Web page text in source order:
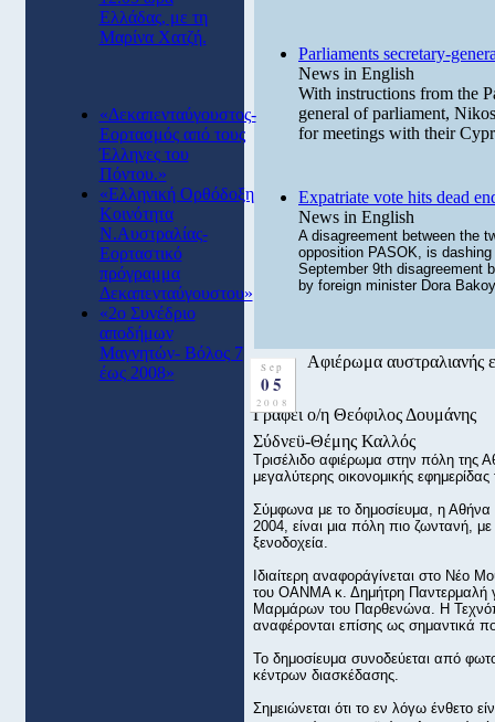
Ελλάδας, με τη
Μαρίνα Χατζή.
«Δεκαπενταύγουστος-
Εορτασμός από τους
Έλληνες του
Πόντου.»
«Ελληνική Ορθόδοξη
Κοινότητα
Ν.Αυστραλίας-
Εορταστικό
πρόγραμμα
Δεκαπενταύγουστου»
«2ο Συνέδριο
αποδήμων
Μαγνητών- Βόλος 7
έως 2008»
Parliaments secretary-
News in English
With instructions from the
general of parliament,
for meetings with their
Expatriate vote hits dead
News in English
A disagreement between the
opposition PASOK, is
September 9th disagreement
by foreign minister Dora
Sep
05
2008
Αφιέρωμα αυστραλιανής
Γράφει ο/η Θεόφιλος Δουμάνης
Σύδνεϋ-Θέμης Καλλός
Τρισέλιδο αφιέρωμα στην πόλη της
μεγαλύτερης οικονομικής
Σύμφωνα με το δημοσίευμα, η Αθήνα
2004, είναι μια πόλη πιο ζωντανή,
ξενοδοχεία.
Ιδιαίτερη αναφοράγίνεται στο Νέο
του ΟΑΝΜΑ κ. Δημήτρη Παντερμαλή
Μαρμάρων του Παρθενώνα. Η
αναφέρονται επίσης ως σημαντικά
Το δημοσίευμα συνοδεύεται από
κέντρων διασκέδασης.
Σημειώνεται ότι το εν λόγω ένθετο